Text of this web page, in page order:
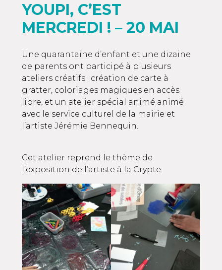
YOUPI, C’EST
MERCREDI ! – 20 MAI
Une quarantaine d’enfant et une dizaine
de parents ont participé à plusieurs
ateliers créatifs : création de carte à
gratter, coloriages magiques en accès
libre, et un atelier spécial animé animé
avec le service culturel de la mairie et
l’artiste Jérémie Bennequin.
Cet atelier reprend le thème de
l’exposition de l’artiste à la Crypte.